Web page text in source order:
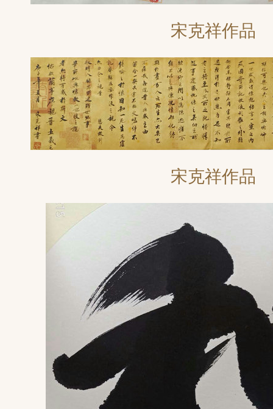
宋克祥作品
宋克祥作品